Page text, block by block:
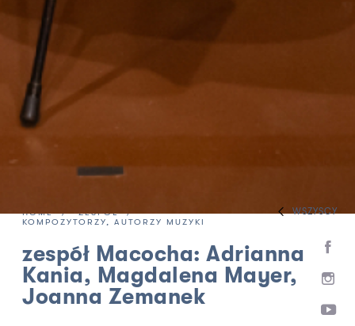
WSZYSCY
HOME
ZESPÓŁ
KOMPOZYTORZY, AUTORZY MUZYKI
zespół Macocha: Adrianna
Kania, Magdalena Mayer,
Joanna Zemanek